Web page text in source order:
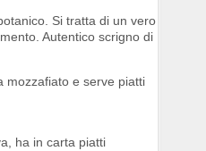
Si tratta di un vero
Autentico scrigno di
mozzafiato e serve piatti
ha in carta piatti